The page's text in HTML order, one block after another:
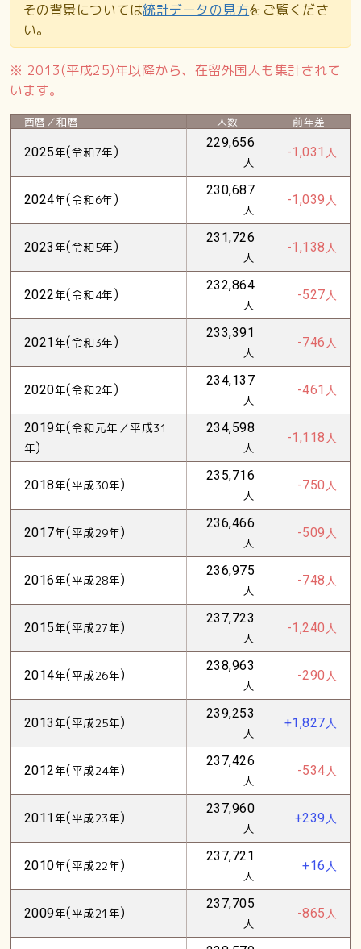
その背景については統計データの見方をご覧くださ
い。
※ 2013(平成25)年以降から、在留外国人も集計されて
います。
西暦／和暦 人数 前年差
2025年(令和7年)
229,656
人
-1,031 人
2024年(令和6年)
230,687
人
-1,039 人
2023年(令和5年)
231,726
人
-1,138 人
2022年(令和4年)
232,864
人
-527人
2021 年(令和3年)
233,391
人
-746 人
2020年(令和2年)
234,137
人
-461 人
2019年(令和元年／平成31
年)
234,598
人
-1,118 人
2018年(平成30年)
235,716
人
-750 人
2017年(平成29年)
236,466
人
-509 人
2016年(平成28年)
236,975
人
-748 人
2015年(平成27年)
237,723
人
-1,240 人
2014年(平成26年)
238,963
人
-290 人
2013年(平成25年)
239,253
人
+1,827人
2012年(平成24年)
237,426
人
-534人
2011 年(平成23年)
237,960
人
+239 人
2010年(平成22年)
237,721
人
+16 人
2009年(平成21年)
237,705
人
-865 人